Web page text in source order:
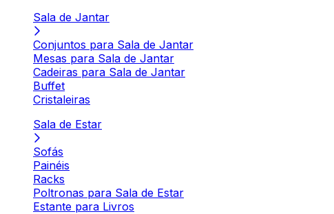
Sala de Jantar
Conjuntos para Sala de Jantar
Mesas para Sala de Jantar
Cadeiras para Sala de Jantar
Buffet
Cristaleiras
Sala de Estar
Sofás
Painéis
Racks
Poltronas para Sala de Estar
Estante para Livros